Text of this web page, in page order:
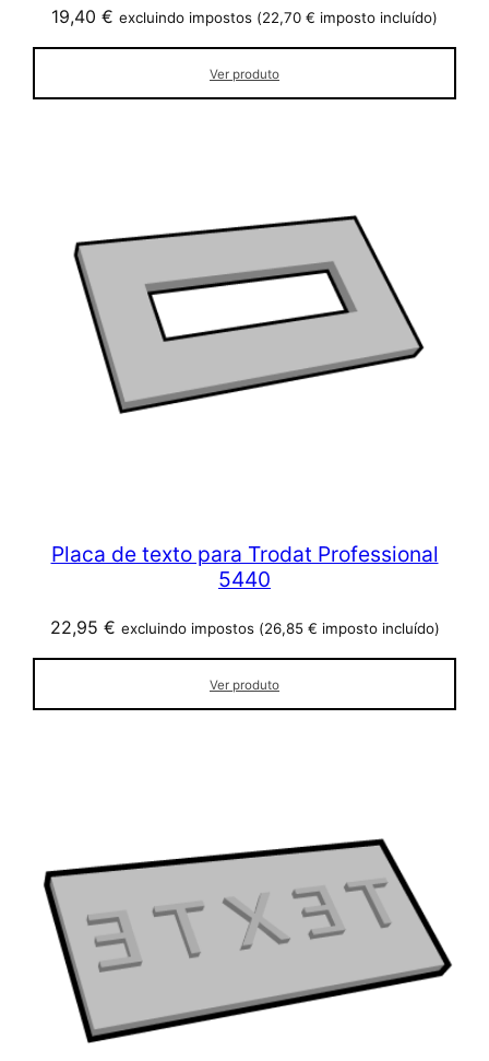
19,40 € excluindo impostos (22,70 € imposto incluído)
Ver produto
Placa de texto para Trodat Professional
5440
22,95 € excluindo impostos (26,85 € imposto incluído)
Ver produto